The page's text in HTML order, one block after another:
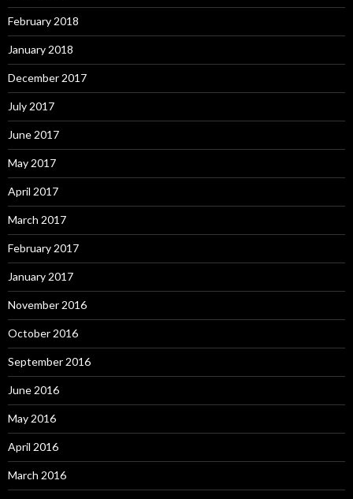
February 2018
January 2018
December 2017
July 2017
June 2017
May 2017
April 2017
March 2017
February 2017
January 2017
November 2016
October 2016
September 2016
June 2016
May 2016
April 2016
March 2016